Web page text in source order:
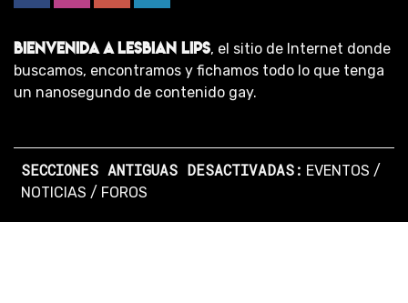
BIENVENIDA A LESBIAN LIPS, el sitio de Internet donde
buscamos, encontramos y fichamos todo lo que tenga
un nanosegundo de contenido gay.
SECCIONES ANTIGUAS DESACTIVADAS: EVENTOS /
NOTICIAS / FOROS